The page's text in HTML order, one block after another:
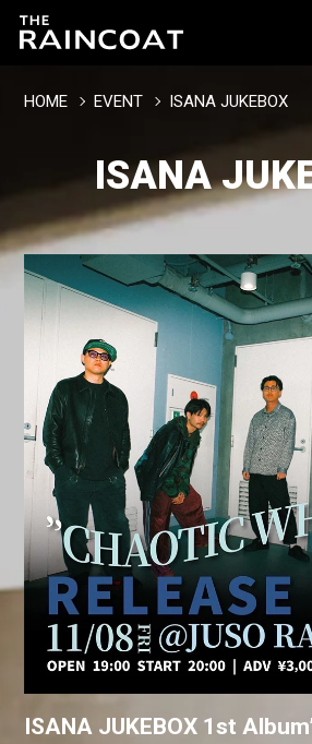
HOME EVENT ISANA JUKEBOX
ISANA
ISANA JUKEBOX 1st